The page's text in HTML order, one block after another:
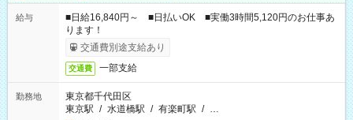
給与
■日給16,840円～ ■日払いOK ■実働3時間5,120円のお仕事あ
ります！
交通費別途支給あり
交通費 一部支給
勤務地
東京都千代田区
東京駅 / 水道橋駅 / 有楽町駅 / …